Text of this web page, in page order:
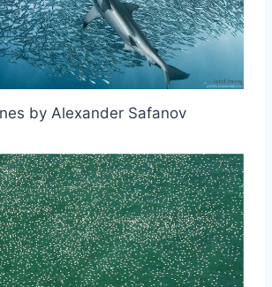
by Alexander Safanov